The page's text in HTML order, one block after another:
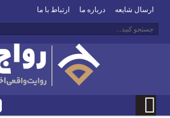
ارسال شایعه درباره ما ارتباط با ما